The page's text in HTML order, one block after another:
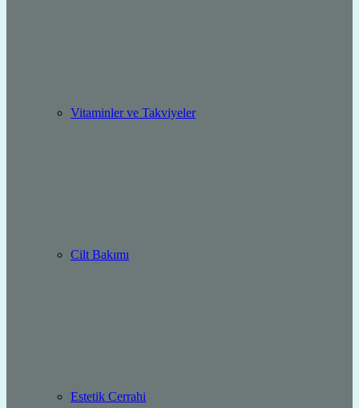
Vitaminler ve Takviyeler
Cilt Bakımı
Estetik Cerrahi